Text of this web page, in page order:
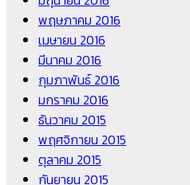
พฤษภาคม 2016
เมษายน 2016
มีนาคม 2016
กุมภาพันธ์ 2016
มกราคม 2016
ธันวาคม 2015
พฤศจิกายน 2015
ตุลาคม 2015
กันยายน 2015